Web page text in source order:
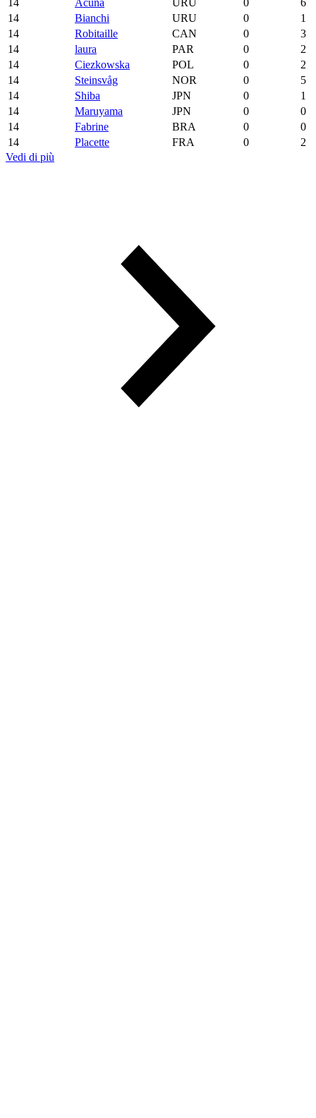
14
Bianchi URU 0
1
14
Robitaille CAN 0
3
14
laura PAR 0
2
14
Ciezkowska POL 0
2
14
Steinsvåg NOR 0
5
14
Shiba JPN 0
1
14
Maruyama JPN 0
0
14
Fabrine BRA 0
0
14
Placette FRA 0
2
Vedi di più